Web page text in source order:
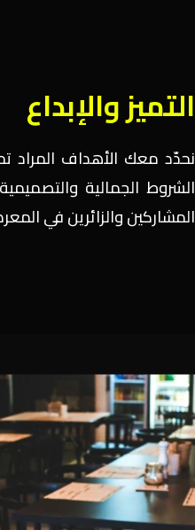
التميز والإبداع
نحدّد معك الأهداف المراد
الشروط الجمالية
المشاركين والزائرين في